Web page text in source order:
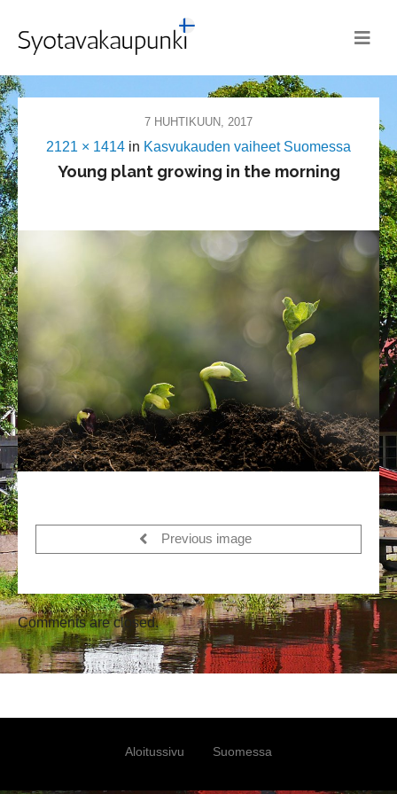
7 HUHTIKUUN, 2017
2121 × 1414 in Kasvukauden vaiheet Suomessa
Young plant growing in the morning
Previous image
Comments are closed.
Aloitussivu Suomessa